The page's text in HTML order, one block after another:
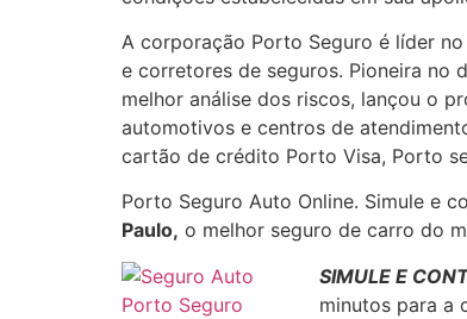
A corporação Porto Seguro é líder
e corretores de seguros. Pioneira no
melhor análise dos riscos, lançou o
automotivos e centros de
cartão de crédito Porto Visa, Porto
Porto Seguro Auto Online. Simule e
Paulo, o melhor seguro de carro do
SIMULE E
minutos para a